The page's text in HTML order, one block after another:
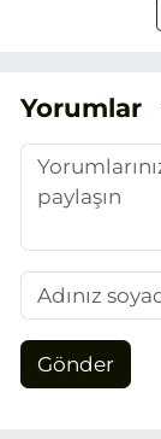
Yorumlar
Gönder